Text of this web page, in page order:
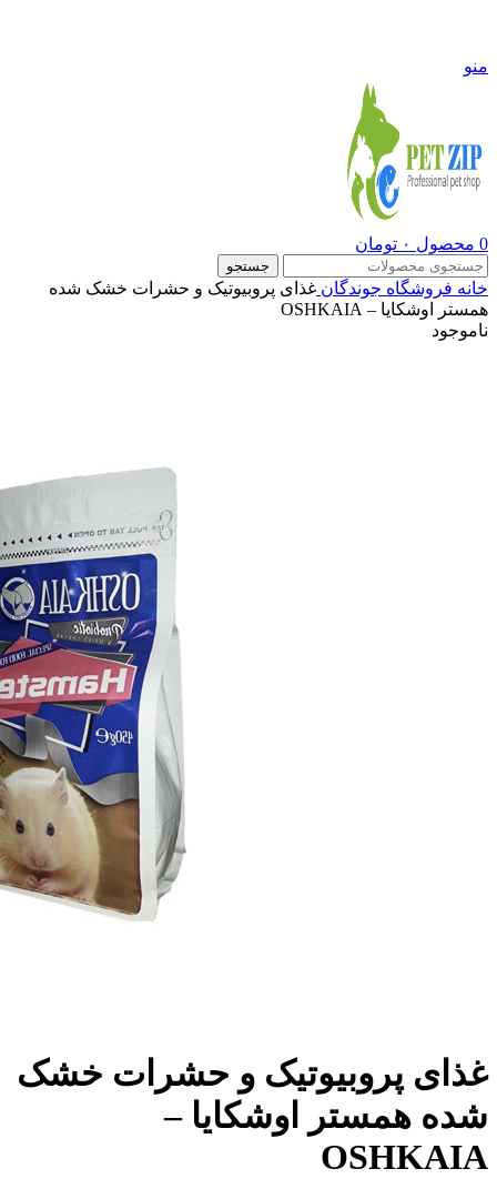
منو
0 محصول ۰ تومان
جستجو
خانه فروشگاه جوندگان غذای پروبیوتیک و حشرات خشک شده
همستر اوشکایا – OSHKAIA
ناموجود
غذای پروبیوتیک و حشرات خشک
شده همستر اوشکایا –
OSHKAIA